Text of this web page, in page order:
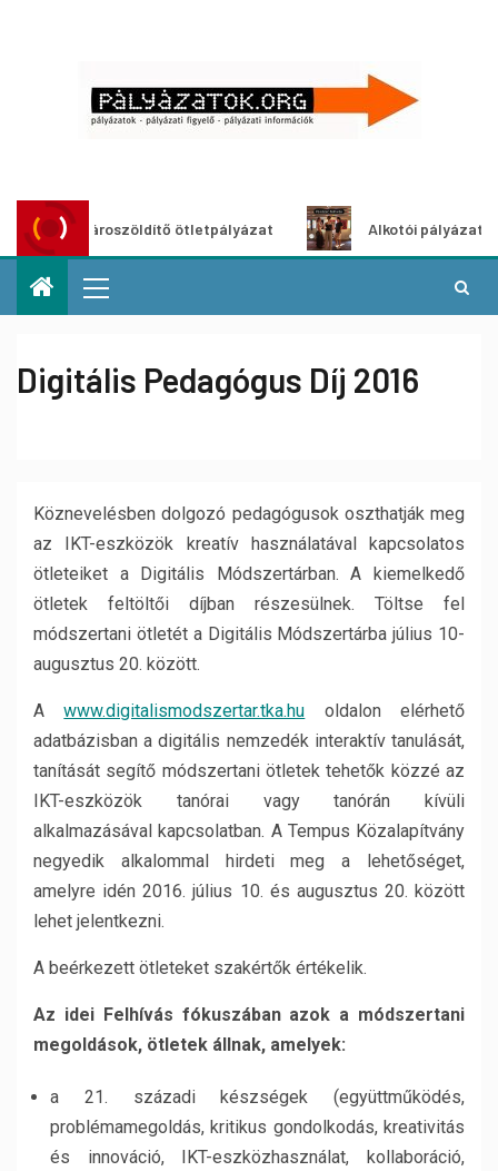
Városzöldítő ötletpályázat Alkotói pályázat
Digitális Pedagógus Díj 2016
Köznevelésben dolgozó pedagógusok oszthatják meg
az IKT-eszközök kreatív használatával kapcsolatos
ötleteiket a Digitális Módszertárban. A kiemelkedő
ötletek feltöltői díjban részesülnek. Töltse fel
módszertani ötletét a Digitális Módszertárba július 10-
augusztus 20. között.
Awww.digitalismodszertar.tka.hu oldalon elérhető
adatbázisban a digitális nemzedék interaktív tanulását,
tanítását segítő módszertani ötletek tehetők közzé az
IKT-eszközök tanórai vagy tanórán kívüli
alkalmazásával kapcsolatban. A Tempus Közalapítvány
negyedik alkalommal hirdeti meg a lehetőséget,
amelyre idén 2016. július 10. és augusztus 20. között
lehet jelentkezni.
A beérkezett ötleteket szakértők értékelik.
Az idei Felhívás fókuszában azok a módszertani
megoldások, ötletek állnak, amelyek:
a 21. századi készségek (együttműködés,
problémamegoldás, kritikus gondolkodás, kreativitás
és innováció, IKT-eszközhasználat, kollaboráció,